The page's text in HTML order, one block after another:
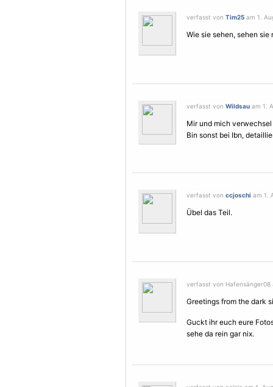
verfasst von Tim25 am 1.
Wie sie sehen, sehen
verfasst von Wildsau am 1.
Mir und mich
Bin sonst bei Ibn,
verfasst von ccjoschi am 1.
Übel das Teil.
verfasst von Hafensänger08
Greetings from the dark
Guckt ihr euch eure
sehe da rein gar nix.